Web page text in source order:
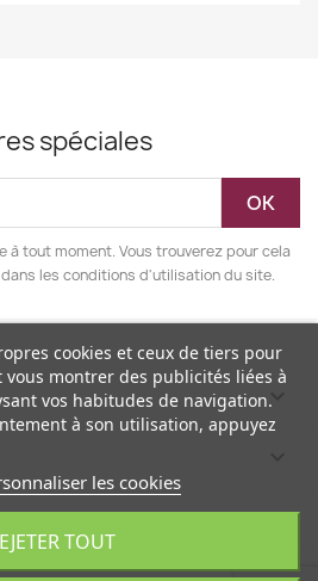
spéciales
à tout moment. Vous trouverez pour cela
les conditions d'utilisation du site.


cookies et ceux de tiers pour
montrer des publicités liées à
vos habitudes de navigation.
à son utilisation, appuyez
les cookies
TOUT